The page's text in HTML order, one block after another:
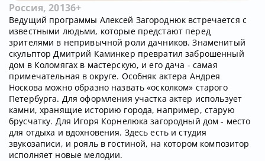
Россия, 20136+
Ведущий программы Алексей Загороднюк встречается с
известными людьми, которые предстают перед
зрителями в непривычной роли дачников. Знаменитый
скульптор Дмитрий Каминкер превратил заброшенный
дом в Коломягах в мастерскую, и его дача - самая
примечательная в округе. Особняк актера Андрея
Носкова можно образно назвать «осколком» старого
Петербурга. Для оформления участка актер использует
камни, хранящие историю города, например, старую
брусчатку. Для Игоря Корнелюка загородный дом - место
для отдыха и вдохновения. Здесь есть и студия
звукозаписи, и рояль в гостиной, на котором композитор
исполняет новые мелодии.